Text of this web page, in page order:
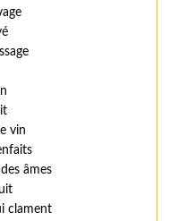
vin
âmes
clament